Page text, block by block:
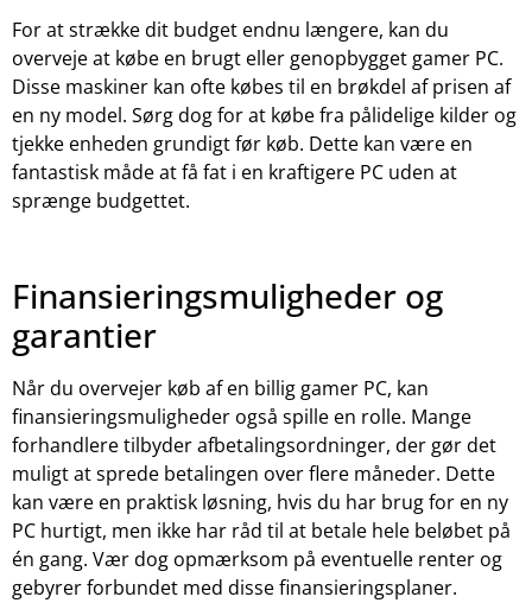
For at strække dit budget endnu længere, kan du
overveje at købe en brugt eller genopbygget gamer PC.
Disse maskiner kan ofte købes til en brøkdel af prisen af
en ny model. Sørg dog for at købe fra pålidelige kilder og
tjekke enheden grundigt før køb. Dette kan være en
fantastisk måde at få fat i en kraftigere PC uden at
sprænge budgettet.
Finansieringsmuligheder og
garantier
Når du overvejer køb af en billig gamer PC, kan
finansieringsmuligheder også spille en rolle. Mange
forhandlere tilbyder afbetalingsordninger, der gør det
muligt at sprede betalingen over flere måneder. Dette
kan være en praktisk løsning, hvis du har brug for en ny
PC hurtigt, men ikke har råd til at betale hele beløbet på
én gang. Vær dog opmærksom på eventuelle renter og
gebyrer forbundet med disse finansieringsplaner.